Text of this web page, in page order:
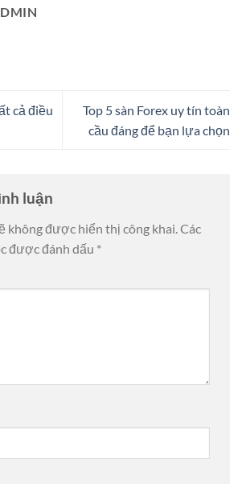
cả điều
Top 5 sàn Forex uy tín toàn
cầu đáng để bạn lựa chọn
luận
không được hiển thị công khai.Các
được đánh dấu *